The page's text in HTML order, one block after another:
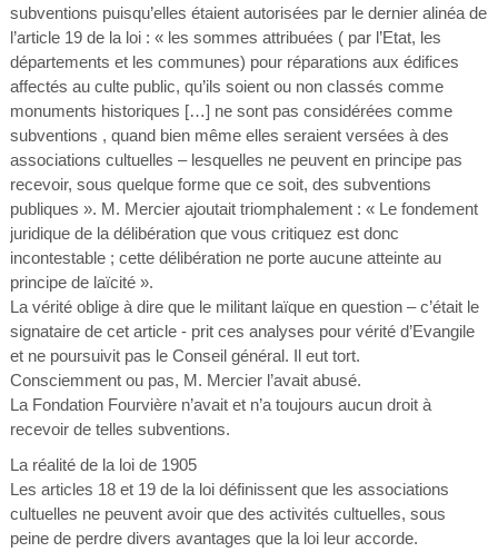
subventions puisqu’elles étaient autorisées par le dernier alinéa de
l’article 19 de la loi : « les sommes attribuées ( par l’Etat, les
départements et les communes) pour réparations aux édifices
affectés au culte public, qu’ils soient ou non classés comme
monuments historiques […] ne sont pas considérées comme
subventions , quand bien même elles seraient versées à des
associations cultuelles – lesquelles ne peuvent en principe pas
recevoir, sous quelque forme que ce soit, des subventions
publiques ». M. Mercier ajoutait triomphalement : « Le fondement
juridique de la délibération que vous critiquez est donc
incontestable ; cette délibération ne porte aucune atteinte au
principe de laïcité ».
La vérité oblige à dire que le militant laïque en question – c’était le
signataire de cet article - prit ces analyses pour vérité d’Evangile
et ne poursuivit pas le Conseil général. Il eut tort.
Consciemment ou pas, M. Mercier l’avait abusé.
La Fondation Fourvière n’avait et n’a toujours aucun droit à
recevoir de telles subventions.
La réalité de la loi de 1905
Les articles 18 et 19 de la loi définissent que les associations
cultuelles ne peuvent avoir que des activités cultuelles, sous
peine de perdre divers avantages que la loi leur accorde.